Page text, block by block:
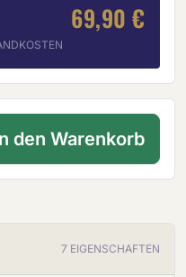
69,90 €
den gewünschten
den Warenkorb
7 EIGENSCHAFTEN